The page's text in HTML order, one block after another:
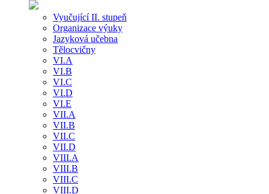
Vyučující II. stupeň
Organizace výuky
Jazyková učebna
Tělocvičny
VI.A
VI.B
VI.C
VI.D
VI.E
VII.A
VII.B
VII.C
VII.D
VIII.A
VIII.B
VIII.C
VIII.D